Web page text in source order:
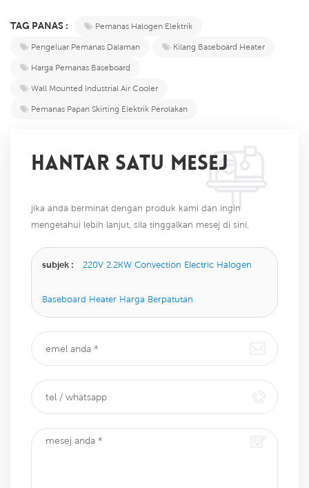
TAG PANAS :
Pemanas Halogen Elektrik
Pengeluar Pemanas Dalaman
Kilang Baseboard Heater
Harga Pemanas Baseboard
Wall Mounted Industrial Air Cooler
Pemanas Papan Skirting Elektrik Perolakan
HANTAR SATU MESEJ
jika anda berminat dengan produk kami dan ingin
mengetahui lebih lanjut, sila tinggalkan mesej di sini,
subjek : 220V 2.2KW Convection Electric Halogen
Baseboard Heater Harga Berpatutan